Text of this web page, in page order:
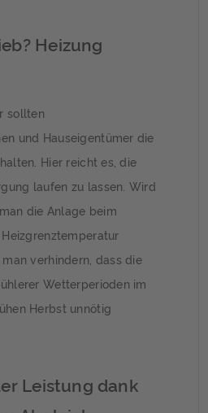
Heizung
sollten
und Hauseigentümer die
Hier reicht es, die
laufen zu lassen. Wird
die Anlage beim
verhindern, dass die
Wetterperioden im
Herbst unnötig
Leistung dank